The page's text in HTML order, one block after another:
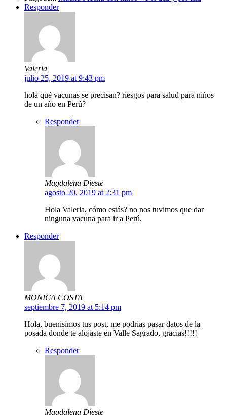
Responder
Valeria
julio 25, 2019 at 9:43 pm
hola qué vacunas se precisan? riesgos para salud para niños
de un año en Perú?
Responder
Magdalena Dieste
agosto 20, 2019 at 2:31 pm
Hola Valeria, cómo estás? no nos tuvimos que dar
ninguna vacuna para ir a Perú.
Responder
MONICA COSTA
septiembre 7, 2019 at 5:14 pm
Hola, buenisimos tus post, me podrias pasar datos de la
posada donde te alojaste en Valle Sagrado, gracias!!!!!
Responder
Magdalena Dieste